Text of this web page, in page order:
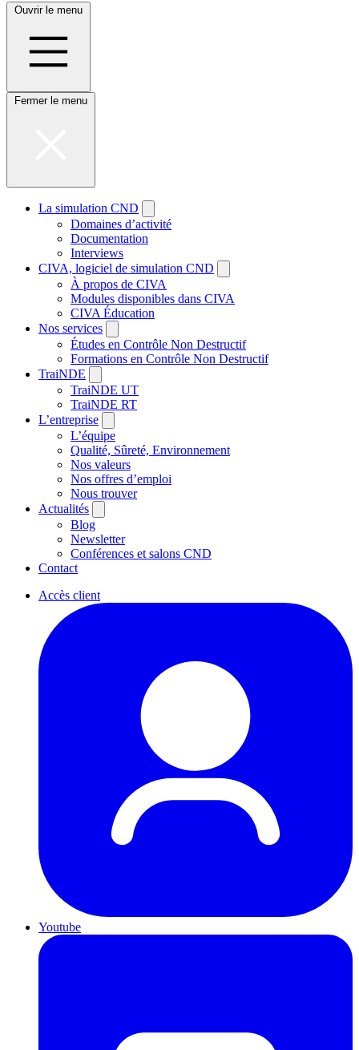
Ouvrir le menu
Fermer le menu
La simulation CND
Domaines d’activité
Documentation
Interviews
CIVA, logiciel de simulation CND
À propos de CIVA
Modules disponibles dans CIVA
CIVA Éducation
Nos services
Études en Contrôle Non Destructif
Formations en Contrôle Non Destructif
TraiNDE
TraiNDE UT
TraiNDE RT
L’entreprise
L’équipe
Qualité, Sûreté, Environnement
Nos valeurs
Nos offres d’emploi
Nous trouver
Actualités
Blog
Newsletter
Conférences et salons CND
Contact
Accès client
Youtube